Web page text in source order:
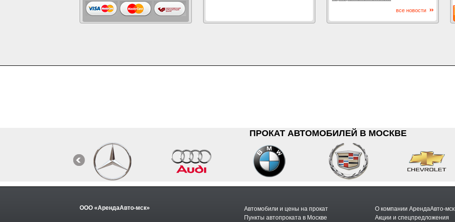
все новости
ПРОКАТ АВТОМОБИЛЕЙ В МОСКВЕ
ООО «АрендаАвто-мск»
Автомобили и цены на прокат
Пункты автопроката в Москве
О компании АрендаАвто-мск
Акции и спецпредложения